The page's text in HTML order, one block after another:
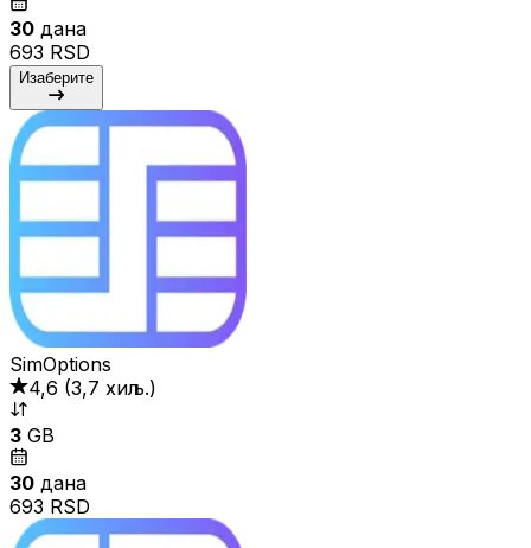
30 дана
693 RSD
Изаберите
SimOptions
4,6 (3,7 хиљ.)
3 GB
30 дана
693 RSD